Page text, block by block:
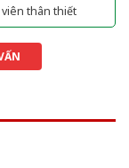
thân thiết